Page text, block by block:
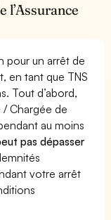
l’Assurance
pour un arrêt de
en tant que TNS
Tout d’abord,
Chargée de
au moins
pas dépasser
votre arrêt